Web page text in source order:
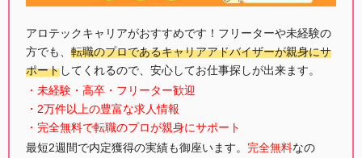
アロテックキャリアがおすすめです！フリーターや未経験の
方でも、 転職のプロであるキャリアアドバイザーが親身にサ
ポートしてくれるので、安心してお仕事探しが出来ます。
・未経験・高卒・フリーター歓迎
・2万件以上の豊富な求人情報
・完全無料で転職のプロが親身にサポート
最短2週間で内定獲得の実績も御座います。 完全無料なの